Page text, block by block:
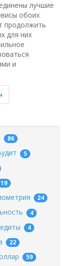
лучшие
обоих
продолжить
для них
и
86
5
19
24
4
4
22
59